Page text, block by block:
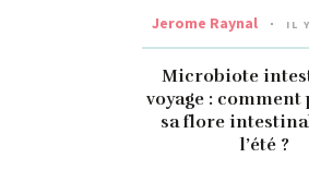
Jerome Raynal IL
Microbiote
voyage :
sa flore
l’été ?